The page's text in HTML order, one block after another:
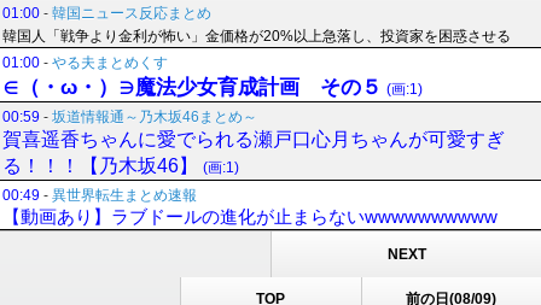
01:00 - 韓国ニュース反応まとめ
韓国人「戦争より金利が怖い」金価格が20%以上急落し、投資家を困惑させる
01:00 - やる夫まとめくす
∈（・ω・）∋魔法少女育成計画 その５ (画:1)
00:59 - 坂道情報通～乃木坂46まとめ～
賀喜遥香ちゃんに愛でられる瀬戸口心月ちゃんが可愛すぎ
る！！！【乃木坂46】
(画:1)
00:49 - 異世界転生まとめ速報
【動画あり】ラブドールの進化が止まらないwwwwwwwwww
NEXT
TOP 前の日(08/09)